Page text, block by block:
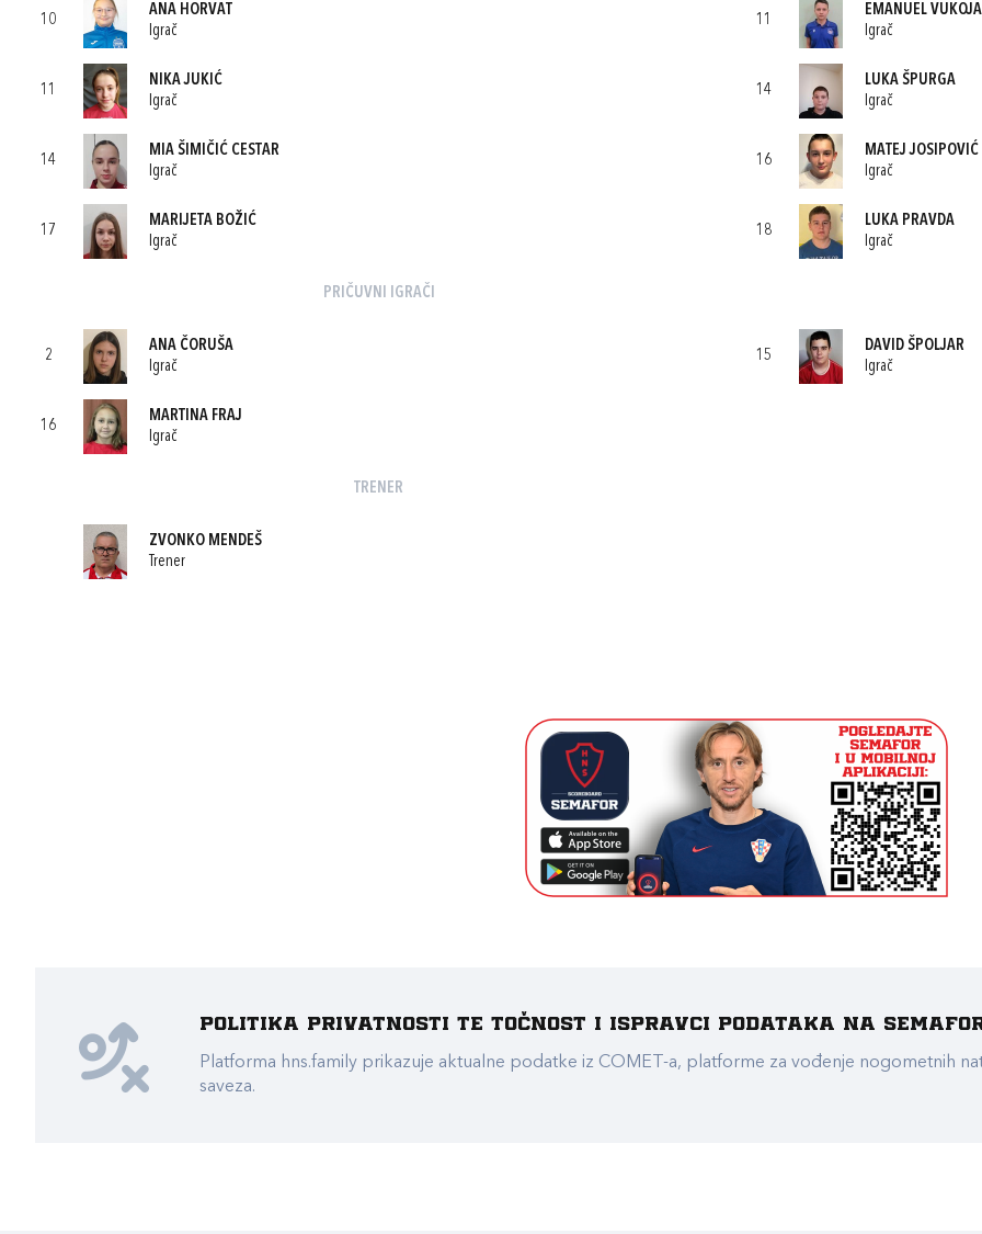
10
ANA HORVAT
Igrač
11
NIKA JUKIĆ
Igrač
14
MIA ŠIMIČIĆ CESTAR
Igrač
17
MARIJETA BOŽIĆ
Igrač
PRIČUVNI IGRAČI
2
ANA ČORUŠA
Igrač
16
MARTINA FRAJ
Igrač
TRENER
ZVONKO MENDEŠ
Trener
11
EMANUEL VUKOJA
Igrač
14
LUKA ŠPURGA
Igrač
16
MATEJ JOSIPOVIĆ
Igrač
18
LUKA PRAVDA
Igrač
15
DAVID ŠPOLJAR
Igrač
Politika privatnosti te točnost i ispravci podataka na
Platforma hns.family prikazuje aktualne podatke iz COMET-a, platforme za vođenje nogometnih
saveza.